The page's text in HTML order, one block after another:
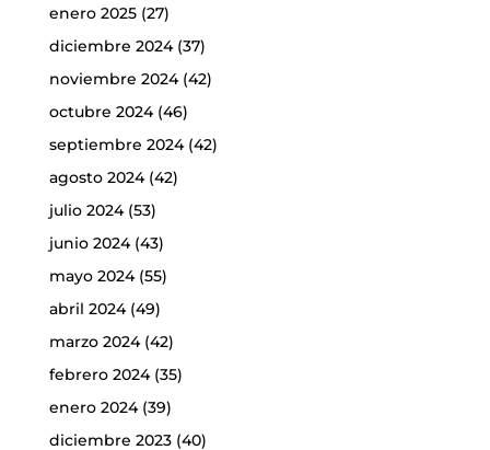
enero 2025(27)
diciembre 2024(37)
noviembre 2024(42)
octubre 2024(46)
septiembre 2024(42)
agosto 2024(42)
julio 2024(53)
junio 2024(43)
mayo 2024(55)
abril 2024(49)
marzo 2024(42)
febrero 2024(35)
enero 2024(39)
diciembre 2023(40)